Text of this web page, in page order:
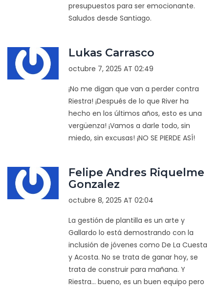
presupuestos para ser emocionante.
Saludos desde Santiago.
Lukas Carrasco
octubre 7, 2025 AT 02:49
¡No me digan que van a perder contra
Riestra! ¡Después de lo que River ha
hecho en los últimos años, esto es una
vergüenza! ¡Vamos a darle todo, sin
miedo, sin excusas! ¡NO SE PIERDE ASÍ!
Felipe Andres Riquelme
Gonzalez
octubre 8, 2025 AT 02:04
La gestión de plantilla es un arte y
Gallardo lo está demostrando con la
inclusión de jóvenes como De La Cuesta
y Acosta. No se trata de ganar hoy, se
trata de construir para mañana. Y
Riestra... bueno, es un buen equipo pero